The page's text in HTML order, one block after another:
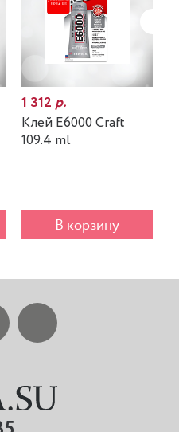
1 312р.
Клей E6000 Craft
109.4 ml
В корзину